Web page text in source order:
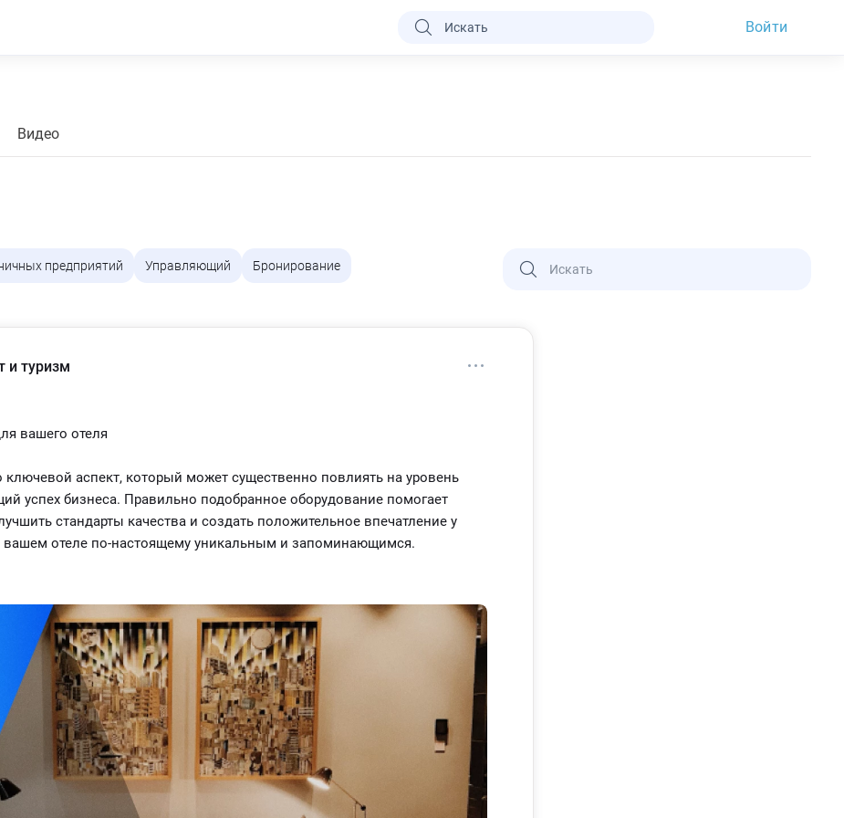
Войти
Видео
предприятий Управляющий Бронирование
и туризм
вашего отеля
аспект, который может существенно повлиять на уровень
успех бизнеса. Правильно подобранное оборудование помогает
стандарты качества и создать положительное впечатление у
вашем отеле по-настоящему уникальным и запоминающимся.
коллекции, высококачественный текстиль, престижная
элементы для премиальной аудитории, ожидающей абсолютного
и лаконичный интерьер для деловых людей. Включает корпусную
для решения рабочих вопросов.
аудиторию, желающую комфорт за умеренную цену. Включает все
расходах на мебель и интерьер.
номера эконом класса?
или настенная вешалка, комод либо прикроватная тумбочка,